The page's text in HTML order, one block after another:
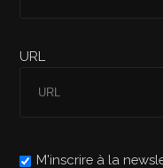
URL
M'inscrire à la